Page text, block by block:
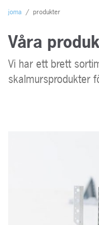
joma / produkter
Våra
Vi har ett brett
skalmursprodukter